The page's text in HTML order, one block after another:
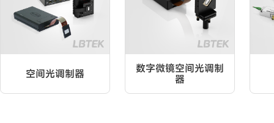
空间光调制器
数字微镜空间光调制
器